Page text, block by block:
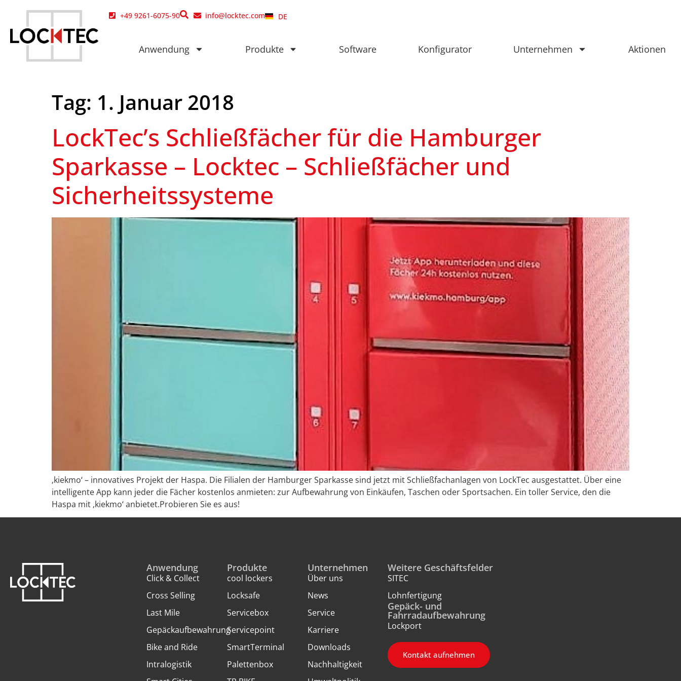
springen
+49 9261-6075-90 info@locktec.com DE
Anwendung Produkte Software Konfigurator Unternehmen Aktionen
Tag: 1. Januar 2018
LockTec’s Schließfächer für die Hamburger
Sparkasse – Locktec – Schließfächer und
Sicherheitssysteme
‚kiekmo‘ – innovatives Projekt der Haspa. Die Filialen der Hamburger Sparkasse sind jetzt mit Schließfachanlagen von LockTec ausgestattet. Über eine
intelligente App kann jeder die Fächer kostenlos anmieten: zur Aufbewahrung von Einkäufen, Taschen oder Sportsachen. Ein toller Service, den die
Haspa mit ‚kiekmo‘ anbietet.Probieren Sie es aus!
Anwendung
Click & Collect
Cross Selling
Last Mile
Gepäckaufbewahrung
Bike and Ride
Intralogistik
Produkte
cool lockers
Locksafe
Servicebox
Servicepoint
SmartTerminal
Palettenbox
Unternehmen
Über uns
News
Service
Karriere
Downloads
Nachhaltigkeit
Weitere Geschäftsfelder
SITEC
Lohnfertigung
Gepäck- und
Fahrradaufbewahrung
Lockport
Kontakt aufnehmen